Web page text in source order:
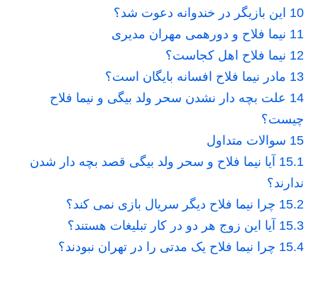
10 این بازیگر در خندوانه دعوت شد؟
11 نیما فلاح و دورهمی مهران مدیری
12 نیما فلاح اهل کجاست؟
13 مادر نیما فلاح افسانه بایگان است؟
14 علت بچه دار نشدن سحر ولد بیگی و نیما فلاح
چیست؟
15 سوالات متداول
15.1 آیا نیما فلاح و سحر ولد بیگی قصد بچه دار شدن
ندارند؟
15.2 چرا نیما فلاح دیگر سریال بازی نمی کند؟
15.3 آیا این زوج هر دو در کار تبلیغات هستند؟
15.4 چرا نیما فلاح یک مدتی را در تهران نبودند؟